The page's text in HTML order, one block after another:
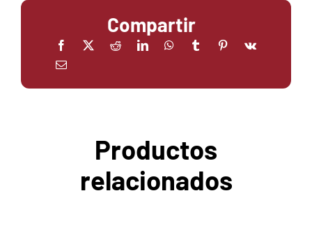
Compartir
Productos
relacionados